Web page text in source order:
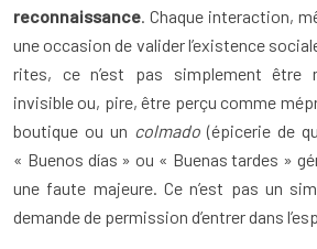
reconnaissance. Chaque interaction,
une occasion de valider l’existence
rites, ce n’est pas simplement être
invisible ou, pire, être perçu comme
boutique ou un colmado (épicerie de
« Buenos días » ou « Buenas tardes »
une faute majeure. Ce n’est pas un
demande de permission d’entrer dans